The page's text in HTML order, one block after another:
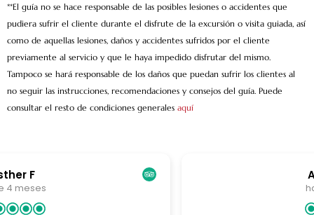
**El guía no se hace responsable de las posibles lesiones o accidentes que
pudiera sufrir el cliente durante el disfrute de la excursión o visita guiada, así
como de aquellas lesiones, daños y accidentes sufridos por el cliente
previamente al servicio y que le haya impedido disfrutar del mismo.
Tampoco se hará responsable de los daños que puedan sufrir los clientes al
no seguir las instrucciones, recomendaciones y consejos del guía. Puede
consultar el resto de condiciones generales aquí
ARANTXA A